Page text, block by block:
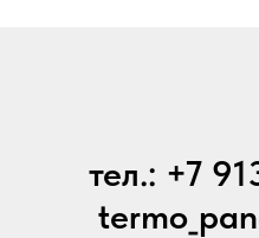
тел.: +7